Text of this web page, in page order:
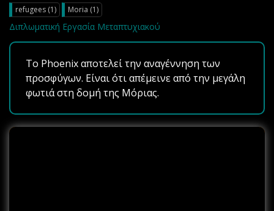
refugees (1) Moria (1)
Διπλωματική Εργασία Μεταπτυχιακού
Το Phoenix αποτελεί την αναγέννηση των
προσφύγων. Είναι ότι απέμεινε από την μεγάλη
φωτιά στη δομή της Μόριας.